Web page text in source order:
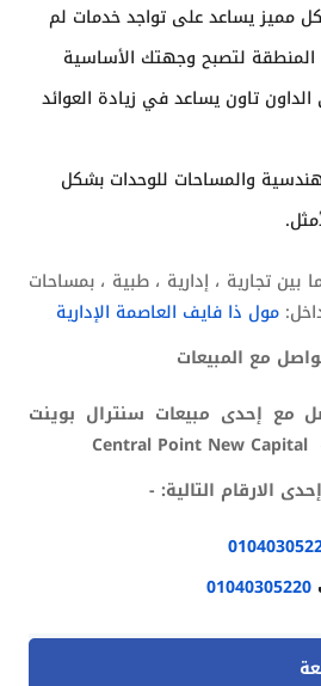
مميز يساعد على تواجد خدمات لم
لتصبح وجهتك الأساسية
تاون يساعد في زيادة العوائد
والمساحات للوحدات بشكل
بين تجارية ، إدارية ، طبية ، بمساحات
مول ذا فايف العاصمة الإدارية
مع المبيعات
مع إحدى مبيعات سنترال بوينت
الارقام التالية: -
01040305220